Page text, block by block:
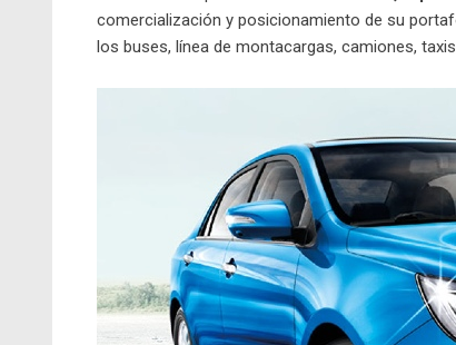
comercialización y posicionamiento de su
los buses, línea de montacargas, camiones,